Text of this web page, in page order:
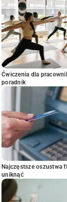
Ćwiczenia dla
poradnik
Najczęstsze oszustwa
uniknąć